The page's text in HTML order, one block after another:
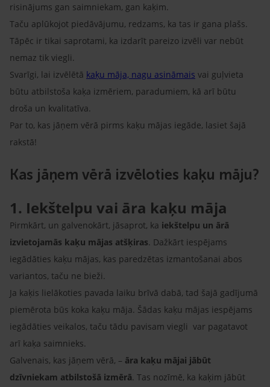
risinājums gan saimniekam, gan kaķim.
Taču aplūkojot piedāvājumu, redzams, ka tas ir gana plašs.
Tāpēc ir tikai saprotami, ka izdarīt pareizo izvēli var nebūt
nemaz tik viegli.
Svarīgi, lai izvēlētā kaķu māja, nagu asināmais vai guļvieta
būtu atbilstoša kaķa izmēriem, paradumiem, kā arī būtu
droša un kvalitatīva.
Par to, kas jāņem vērā pirms kaķu mājas iegāde, lasiet šajā
rakstā!
Kas jāņem vērā izvēloties kaķu māju?
1. Iekštelpu vai āra kaķu māja
Pirmkārt, un galvenokārt, jāsaprot, ka iekštelpu un ārā
izvietojamās kaķu mājas atšķiras. Dažkārt iespējams
iegādāties kaķu mājas, kas paredzētas izmantošanai abos
variantos, taču ne bieži.
Ja kaķis lielākoties pavada laiku brīvā dabā, tad šajā gadījumā
piemērota būs koka kaķu māja. Šādas kaķu mājas iespējams
iegādāties veikalos, taču tādu pavisam viegli var pagatavot
arī kaķa saimnieks.
Galvenais, kas jāņem vērā, – āra kaķu mājai jābūt
dzīvniekam atbilstošā izmērā. Tas nozīmē, ka kaķim jābūt